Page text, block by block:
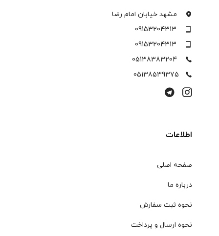
مشهد خیابان امام رضا
09153204313
09153204313
05138383204
05138539375
اطلاعات
صفحه اصلی
درباره ما
نحوه ثبت سفارش
نحوه ارسال و پرداخت